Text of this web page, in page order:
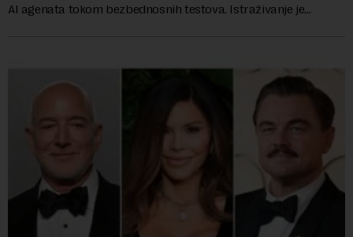
AI agenata tokom bezbednosnih testova. Istraživanje je